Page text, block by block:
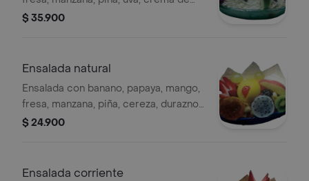
leche, queso, helado, galleta.
$ 35.900
Ensalada natural
Ensalada con banano, papaya, mango,
fresa, manzana, piña, cereza, durazno,
kiwi, pitahaya, manzana, uva, galleta.
$ 24.900
Ensalada corriente